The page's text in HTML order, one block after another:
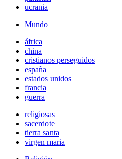
ucrania
Mundo
áfrica
china
cristianos perseguidos
españa
estados unidos
francia
guerra
religiosas
sacerdote
tierra santa
virgen maria